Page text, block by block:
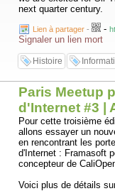
next quarter century.
Lien à partager - -
Signaler un lien mort
Histoire
Paris Meetup
d'Internet #3 |
Pour cette troisième
allons essayer un
en rencontrant les
d'Internet : Framasoft
concepteur de
Voici plus de détails